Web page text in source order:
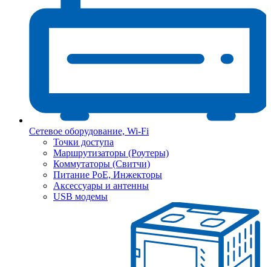
Сетевое оборудование, Wi-Fi
Точки доступа
Маршрутизаторы (Роутеры)
Коммутаторы (Свитчи)
Питание PoE, Инжекторы
Аксессуары и антенны
USB модемы